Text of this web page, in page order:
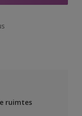
ruimtes